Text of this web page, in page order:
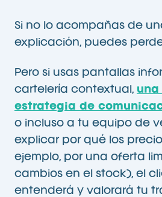
Si no lo acompañas de
explicación, puedes
Pero si usas pantallas
cartelería contextual, una
estrategia de
o incluso a tu equipo de
explicar por qué los
ejemplo, por una oferta
cambios en el stock), el
entenderá y valorará tu